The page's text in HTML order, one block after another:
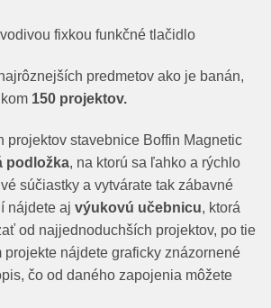
fixkou funkčné tlačidlo
predmetov ako je banán,
150 projektov.
projektov stavebnice Boffin Magnetic
podložka, na ktorú sa ľahko a rýchlo
súčiastky a vytvárate tak zábavné
nájdete aj výukovú učebnicu, ktorá
od najjednoduchších projektov, po tie
projekte nájdete graficky znázornené
čo od daného zapojenia môžete